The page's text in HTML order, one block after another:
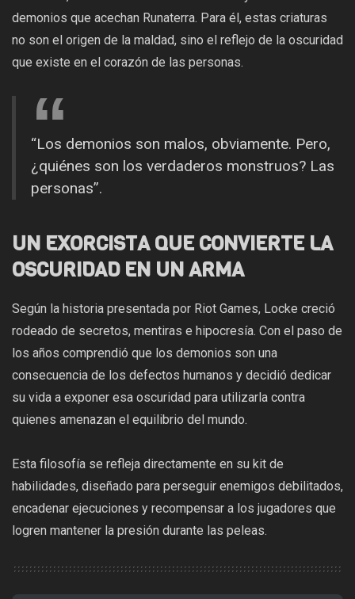
demonios que acechan Runaterra. Para él, estas criaturas
no son el origen de la maldad, sino el reflejo de la oscuridad
que existe en el corazón de las personas.
“Los demonios son malos, obviamente. Pero,
¿quiénes son los verdaderos monstruos? Las
personas”.
UN EXORCISTA QUE CONVIERTE LA
OSCURIDAD EN UN ARMA
Según la historia presentada por Riot Games, Locke creció
rodeado de secretos, mentiras e hipocresía. Con el paso de
los años comprendió que los demonios son una
consecuencia de los defectos humanos y decidió dedicar
su vida a exponer esa oscuridad para utilizarla contra
quienes amenazan el equilibrio del mundo.
Esta filosofía se refleja directamente en su kit de
habilidades, diseñado para perseguir enemigos debilitados,
encadenar ejecuciones y recompensar a los jugadores que
logren mantener la presión durante las peleas.